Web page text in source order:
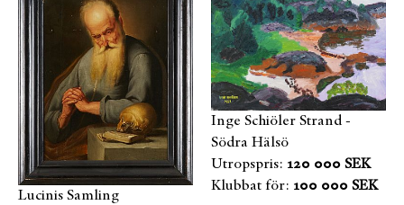
Lucinis Samling
Inge Schiöler Strand -
Södra Hälsö
Utropspris: 120 000 SEK
Klubbat för: 100 000 SEK